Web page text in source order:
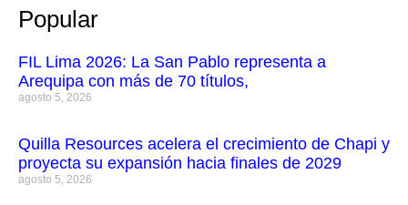
Popular
FIL Lima 2026: La San Pablo representa a
Arequipa con más de 70 títulos,
agosto 5, 2026
Quilla Resources acelera el crecimiento de Chapi y
proyecta su expansión hacia finales de 2029
agosto 5, 2026